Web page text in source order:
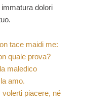
dolori
tace maidi me:
quale prova?
maledico
amo.
piacere, né